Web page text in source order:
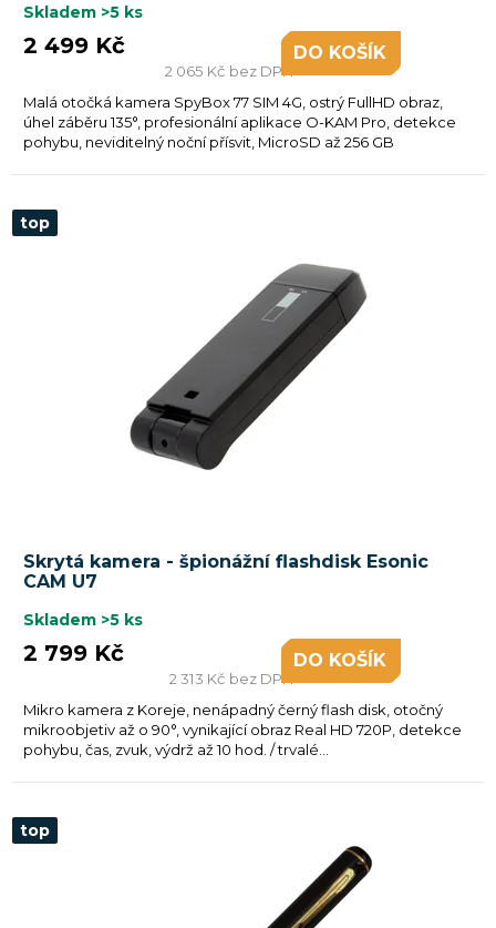
Skladem >5 ks
2 065 Kč bez DPH
2 499 Kč DO KOŠÍKU
Malá otočká kamera SpyBox 77 SIM 4G, ostrý FullHD obraz,
úhel záběru 135°, profesionální aplikace O-KAM Pro, detekce
pohybu, neviditelný noční přísvit, MicroSD až 256 GB
top
Skrytá kamera - špionážní flashdisk Esonic
CAM U7
Skladem >5 ks
2 313 Kč bez DPH
2 799 Kč DO KOŠÍKU
Mikro kamera z Koreje, nenápadný černý flash disk, otočný
mikroobjetiv až o 90°, vynikající obraz Real HD 720P, detekce
pohybu, čas, zvuk, výdrž až 10 hod. / trvalé...
top